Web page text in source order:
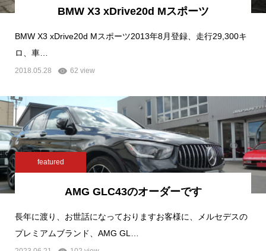
BMW X3 xDrive20d Mスポーツ
BMW X3 xDrive20d Mスポーツ2013年8月登録、走行29,300キ
ロ、車…
2018.05.28 62 view
featured
AMG GLC43のオーダーです
長年に渡り、お世話になっておりますお客様に、メルセデスの
プレミアムブランド、AMG GL…